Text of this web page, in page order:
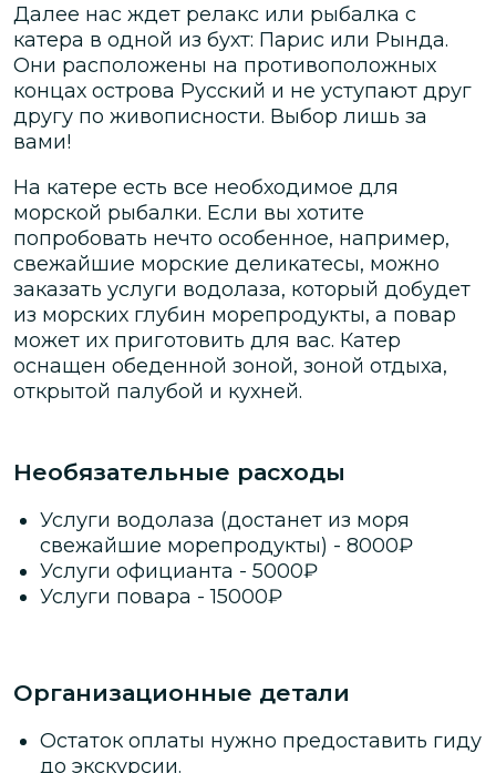
Далее нас ждет релакс или рыбалка с
катера в одной из бухт: Парис или Рында.
Они расположены на противоположных
концах острова Русский и не уступают друг
другу по живописности. Выбор лишь за
вами!
На катере есть все необходимое для
морской рыбалки. Если вы хотите
попробовать нечто особенное, например,
свежайшие морские деликатесы, можно
заказать услуги водолаза, который добудет
из морских глубин морепродукты, а повар
может их приготовить для вас. Катер
оснащен обеденной зоной, зоной отдыха,
открытой палубой и кухней.
Необязательные расходы
Услуги водолаза (достанет из моря
свежайшие морепродукты) - 8000₽
Услуги официанта - 5000₽
Услуги повара -15000₽
Организационные детали
Остаток оплаты нужно предоставить гиду
до экскурсии.